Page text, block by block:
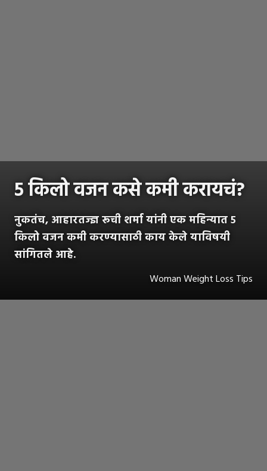
५ किलो वजन कसे कमी करायचं?
नुकतंच, आहारतज्ज्ञ रूची शर्मा यांनी एक महिन्यात ५
किलो वजन कमी करण्यासाठी काय केले याविषयी
सांगितले आहे.
Woman Weight Loss Tips